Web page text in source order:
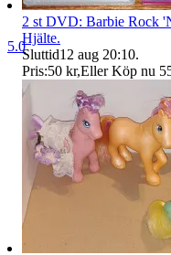
5.0
2 st DVD: Barbie Rock
Hjälte.
Sluttid12 aug 20:10.
Pris:50 kr,Eller Köp nu